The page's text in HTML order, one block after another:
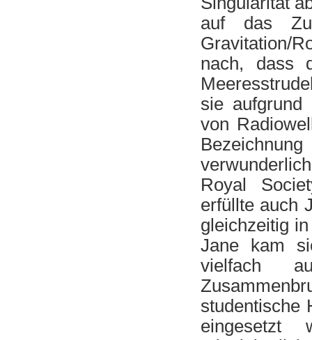
auf das
Gravitation/
nach, dass
sie aufgrund
von
Royal
erfüllte auch
gleichzeitig
Jane kam
vielfach
studentische